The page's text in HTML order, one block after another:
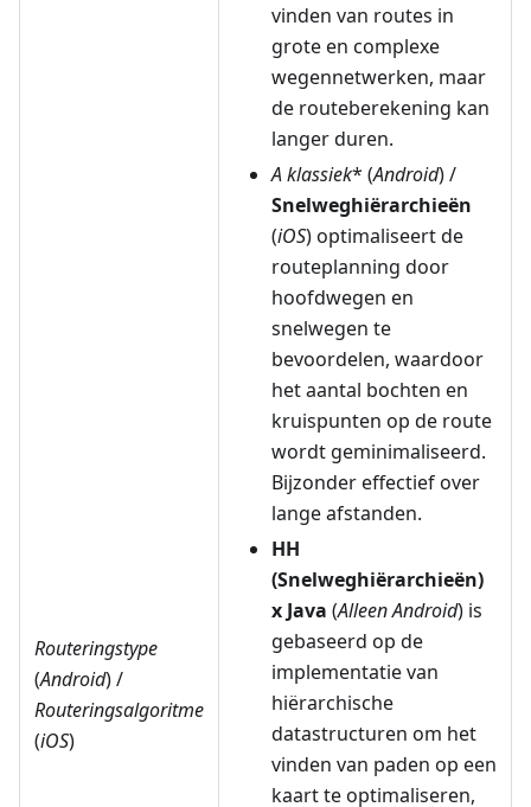
Routeringstype
(Android) /
Routeringsalgoritme
(iOS)
vinden van routes in
grote en complexe
wegennetwerken, maar
de routeberekening kan
langer duren.
Aklassiek* (Android) /
Snelweghiërarchieën
(iOS) optimaliseert de
routeplanning door
hoofdwegen en
snelwegen te
bevoordelen, waardoor
het aantal bochten en
kruispunten op de route
wordt geminimaliseerd.
Bijzonder effectief over
lange afstanden.
HH
(Snelweghiërarchieën)
x Java (Alleen Android) is
gebaseerd op de
implementatie van
hiërarchische
datastructuren om het
vinden van paden op een
kaart te optimaliseren,